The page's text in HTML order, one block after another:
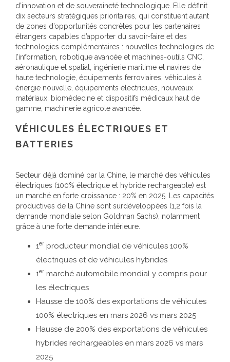
d’innovation et de souveraineté technologique. Elle définit
dix secteurs stratégiques prioritaires, qui constituent autant
de zones d’opportunités concrètes pour les partenaires
étrangers capables d’apporter du savoir-faire et des
technologies complémentaires : nouvelles technologies de
l’information, robotique avancée et machines-outils CNC,
aéronautique et spatial, ingénierie maritime et navires de
haute technologie, équipements ferroviaires, véhicules à
énergie nouvelle, équipements électriques, nouveaux
matériaux, biomédecine et dispositifs médicaux haut de
gamme, machinerie agricole avancée.
VÉHICULES ÉLECTRIQUES ET
BATTERIES
Secteur déjà dominé par la Chine, le marché des véhicules
électriques (100% électrique et hybride rechargeable) est
un marché en forte croissance : 20% en 2025. Les capacités
productives de la Chine sont surdéveloppées (1,2 fois la
demande mondiale selon Goldman Sachs), notamment
grâce à une forte demande intérieure.
1er producteur mondial de véhicules 100%
électriques et de véhicules hybrides
1er marché automobile mondial y compris pour
les électriques
Hausse de 100% des exportations de véhicules
100% électriques en mars 2026 vs mars 2025
Hausse de 200% des exportations de véhicules
hybrides rechargeables en mars 2026 vs mars
2025